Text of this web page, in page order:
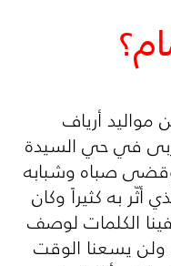
أرياف
في حي السيدة
صباه وشبابه
أثّر به كثيراً وكان
الكلمات لوصف
ولن يسعنا الوقت